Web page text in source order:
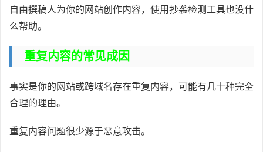
自由撰稿人为你的网站创作内容，使用抄袭检测工具也没什
么帮助。
重复内容的常见成因
事实是你的网站或跨域名存在重复内容，可能有几十种完全
合理的理由。
重复内容问题很少源于恶意攻击。